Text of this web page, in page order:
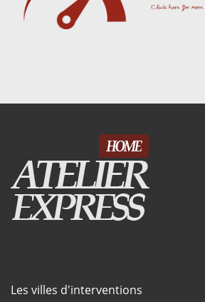
Les villes d'interventions